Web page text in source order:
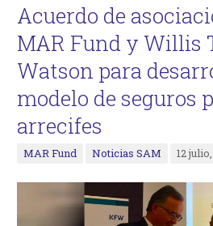
Acuerdo de
MAR Fund y Willis
Watson para
modelo de seguros
arrecifes
MAR Fund Noticias SAM 12